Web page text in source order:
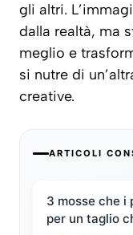
gli altri.
dalla realtà, ma
meglio e
si nutre di
creative.
ARTICOLI
3 mosse che i
per un taglio